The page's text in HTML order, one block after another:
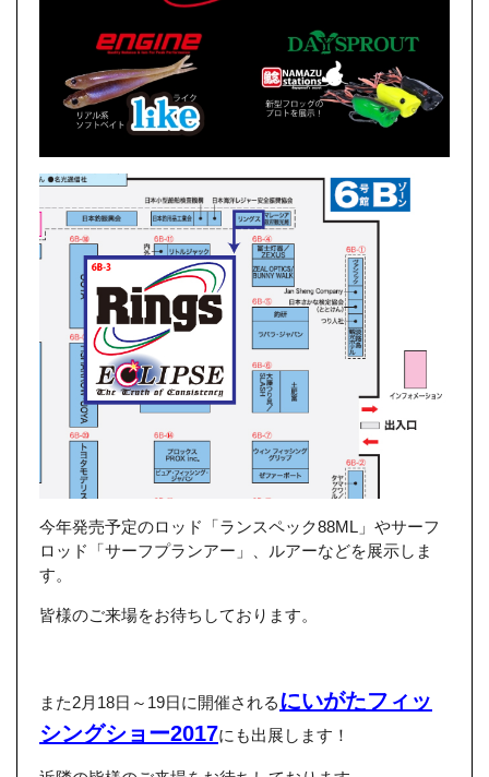
今年発売予定のロッド「ランスペック88ML」やサーフ
ロッド「サーフプランアー」、ルアーなどを展示しま
す。
皆様のご来場をお待ちしております。
また2月18日～19日に開催される にいがたフィッ
シングショー2017にも出展します！